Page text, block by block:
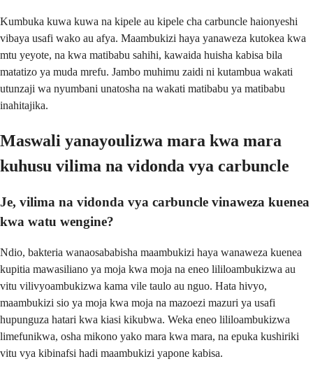
Kumbuka kuwa kuwa na kipele au kipele cha carbuncle haionyeshi
vibaya usafi wako au afya. Maambukizi haya yanaweza kutokea kwa
mtu yeyote, na kwa matibabu sahihi, kawaida huisha kabisa bila
matatizo ya muda mrefu. Jambo muhimu zaidi ni kutambua wakati
utunzaji wa nyumbani unatosha na wakati matibabu ya matibabu
inahitajika.
Maswali yanayoulizwa mara kwa mara
kuhusu vilima na vidonda vya carbuncle
Je, vilima na vidonda vya carbuncle vinaweza kuenea
kwa watu wengine?
Ndio, bakteria wanaosababisha maambukizi haya wanaweza kuenea
kupitia mawasiliano ya moja kwa moja na eneo lililoambukizwa au
vitu vilivyoambukizwa kama vile taulo au nguo. Hata hivyo,
maambukizi sio ya moja kwa moja na mazoezi mazuri ya usafi
hupunguza hatari kwa kiasi kikubwa. Weka eneo lililoambukizwa
limefunikwa, osha mikono yako mara kwa mara, na epuka kushiriki
vitu vya kibinafsi hadi maambukizi yapone kabisa.